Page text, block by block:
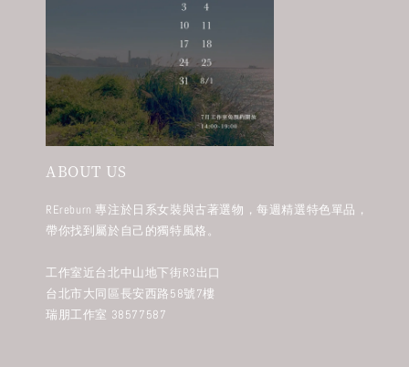
ABOUT US
REreburn 專注於日系女裝與古著選物，每週精選特色單品，
帶你找到屬於自己的獨特風格。
工作室近台北中山地下街R3出口
台北市大同區長安西路58號7樓
瑞朋工作室 38577587